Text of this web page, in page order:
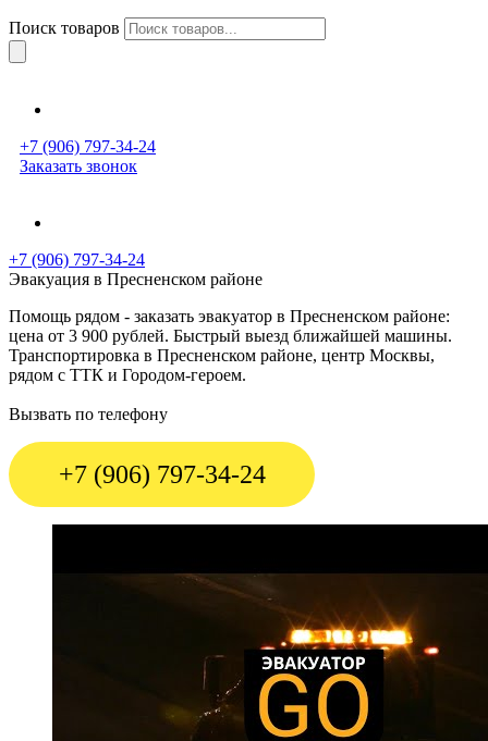
Поиск товаров
+7 (906) 797-34-24
Заказать звонок
+7 (906) 797-34-24
Эвакуация в Пресненском районе
Помощь рядом - заказать эвакуатор в Пресненском районе:
цена от 3 900 рублей. Быстрый выезд ближайшей машины.
Транспортировка в Пресненском районе, центр Москвы,
рядом с ТТК и Городом-героем.
Вызвать по телефону
+7 (906) 797-34-24